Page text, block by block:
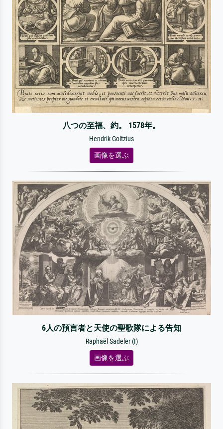
八つの至福、約。 1578年。
Hendrik Goltzius
画像を選ぶ
6人の預言者と天使の聖歌隊による告知
Raphaël Sadeler (I)
画像を選ぶ